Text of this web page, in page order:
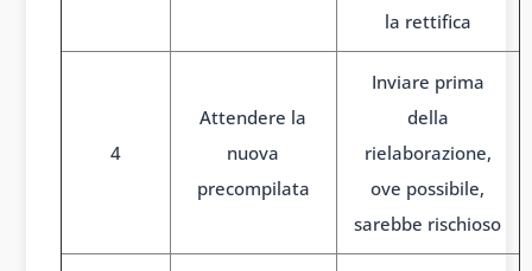
la rettifica
4
Attendere la
nuova
precompilata
Inviare prima
della
rielaborazione,
ove possibile,
sarebbe rischioso